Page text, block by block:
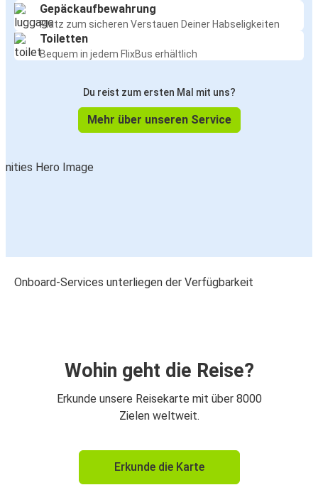
Gepäckaufbewahrung
Platz zum sicheren Verstauen Deiner Habseligkeiten
Toiletten
Bequem in jedem FlixBus erhältlich
Du reist zum ersten Mal mit uns?
Mehr über unseren Service
Onboard-Services unterliegen der Verfügbarkeit
Wohin geht die Reise?
Erkunde unsere Reisekarte mit über 8000
Zielen weltweit.
Erkunde die Karte